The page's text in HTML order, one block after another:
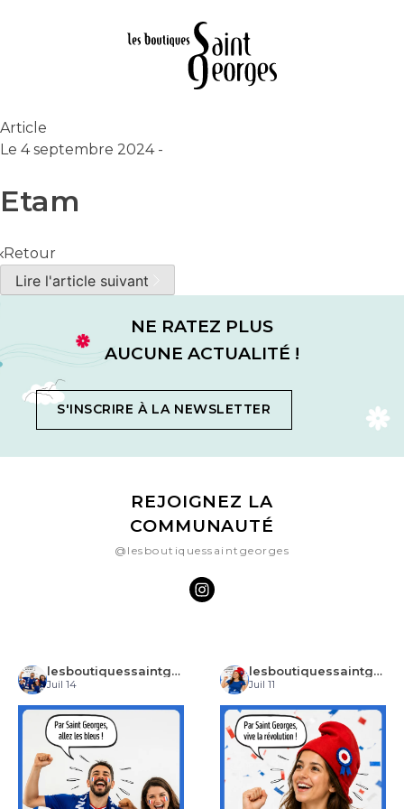
Article
Le 4 septembre 2024 -
Etam
Retour
Lire l'article suivant
NE RATEZ PLUS
AUCUNE ACTUALITÉ !
S'INSCRIRE À LA NEWSLETTER
REJOIGNEZ LA
COMMUNAUTÉ
@lesboutiquessaintgeorges
lesboutiquessaintgeorges
Juil 14
lesboutiquessaintgeorges
Juil 11